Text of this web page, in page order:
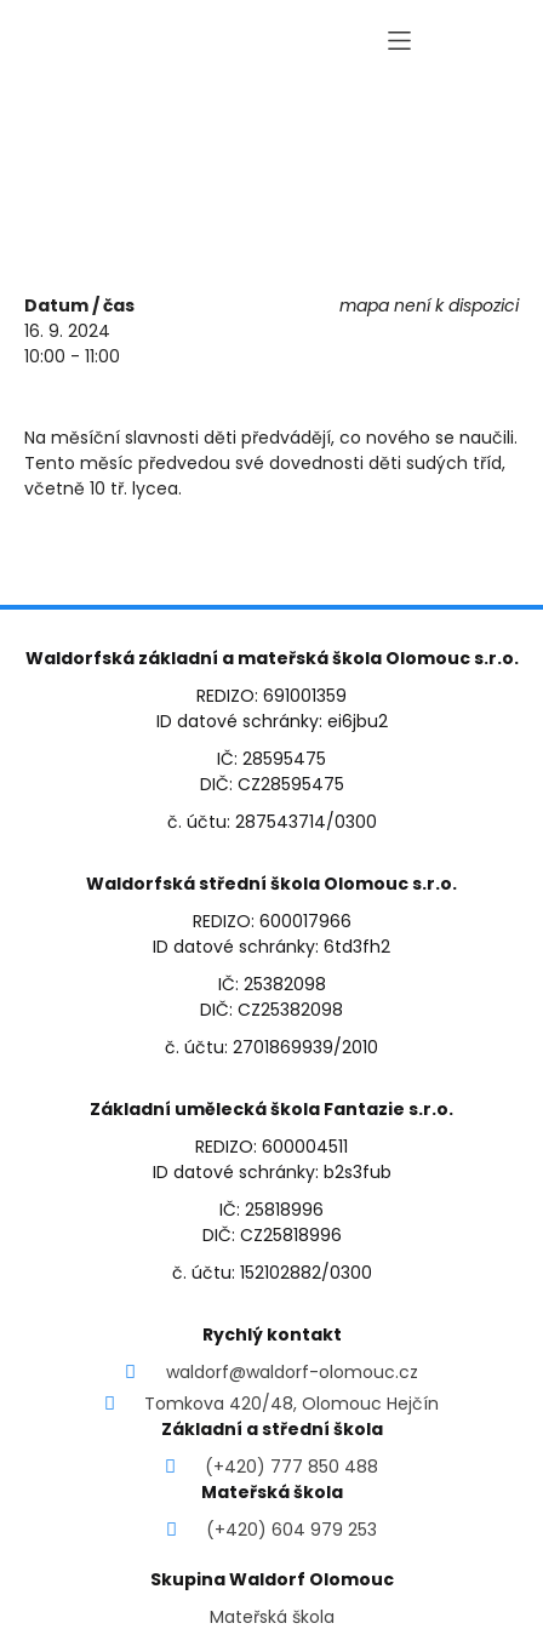
mapa není k dispozici
Datum / čas
16. 9. 2024
10:00 - 11:00
Na měsíční slavnosti děti předvádějí, co nového se naučili.
Tento měsíc předvedou své dovednosti děti sudých tříd,
včetně 10 tř. lycea.
Waldorfská základní a mateřská škola Olomouc s.r.o.
REDIZO: 691001359
ID datové schránky: ei6jbu2
IČ: 28595475
DIČ: CZ28595475
č. účtu: 287543714/0300
Waldorfská střední škola Olomouc s.r.o.
REDIZO: 600017966
ID datové schránky: 6td3fh2
IČ: 25382098
DIČ: CZ25382098
č. účtu: 2701869939/2010
Základní umělecká škola Fantazie s.r.o.
REDIZO: 600004511
ID datové schránky: b2s3fub
IČ: 25818996
DIČ: CZ25818996
č. účtu: 152102882/0300
Rychlý kontakt
waldorf@waldorf-olomouc.cz
Tomkova 420/48, Olomouc Hejčín
Základní a střední škola
(+420) 777 850 488
Mateřská škola
(+420) 604 979 253
Skupina Waldorf Olomouc
Mateřská škola